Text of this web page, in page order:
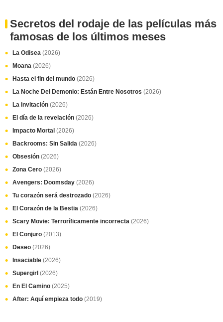
Secretos del rodaje de las películas más
famosas de los últimos meses
La Odisea (2026)
Moana (2026)
Hasta el fin del mundo (2026)
La Noche Del Demonio: Están Entre Nosotros (2026)
La invitación (2026)
El día de la revelación (2026)
Impacto Mortal (2026)
Backrooms: Sin Salida (2026)
Obsesión (2026)
Zona Cero (2026)
Avengers: Doomsday (2026)
Tu corazón será destrozado (2026)
El Corazón de la Bestia (2026)
Scary Movie: Terroríficamente incorrecta (2026)
El Conjuro (2013)
Deseo (2026)
Insaciable (2026)
Supergirl (2026)
En El Camino (2025)
After: Aquí empieza todo (2019)